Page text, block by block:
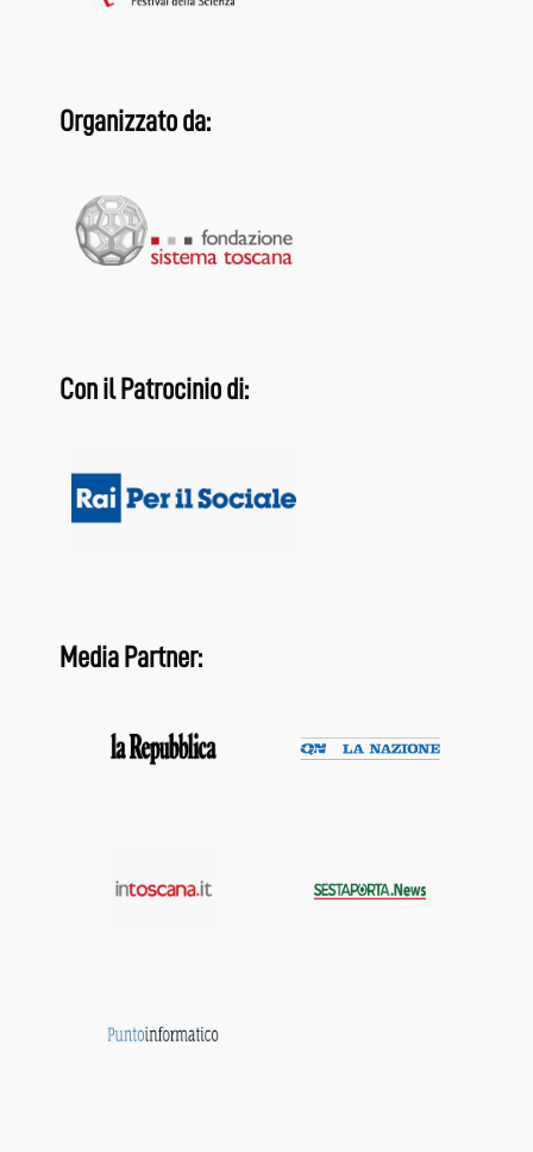
Organizzato da:
Con il Patrocinio di:
Media Partner: